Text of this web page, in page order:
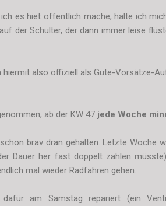
es hiet öffentlich mache, halte ich
der Schulter, der dann immer leise
hiermit also offiziell als Gute-Vorsätze-
ab der KW 47 jede Woche
brav dran gehalten. Letzte Woche
Dauer her fast doppelt zählen
mal wieder Radfahren gehen.
am Samstag repariert (ein